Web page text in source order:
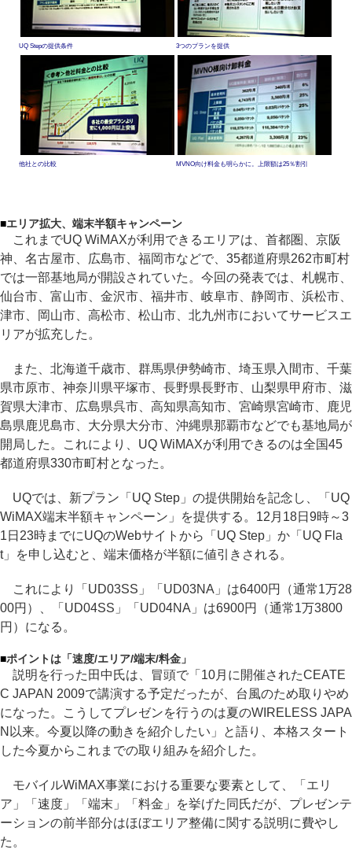
UQ Stepの提供条件 3つのプランを提供
他社との比較 MVNO向け料金も明らかに。上限額は25％割引
■エリア拡大、端末半額キャンペーン
これまでUQ WiMAXが利用できるエリアは、首都圏、京阪
神、名古屋市、広島市、福岡市などで、35都道府県262市町村
では一部基地局が開設されていた。今回の発表では、札幌市、
仙台市、富山市、金沢市、福井市、岐阜市、静岡市、浜松市、
津市、岡山市、高松市、松山市、北九州市においてサービスエ
リアが拡充した。
また、北海道千歳市、群馬県伊勢崎市、埼玉県入間市、千葉
県市原市、神奈川県平塚市、長野県長野市、山梨県甲府市、滋
賀県大津市、広島県呉市、高知県高知市、宮崎県宮崎市、鹿児
島県鹿児島市、大分県大分市、沖縄県那覇市などでも基地局が
開局した。これにより、UQ WiMAXが利用できるのは全国45
都道府県330市町村となった。
UQでは、新プラン「UQ Step」の提供開始を記念し、「UQ
WiMAX端末半額キャンペーン」を提供する。12月18日9時～3
1日23時までにUQのWebサイトから「UQ Step」か「UQ Fla
t」を申し込むと、端末価格が半額に値引きされる。
これにより「UD03SS」「UD03NA」は6400円（通常1万28
00円）、「UD04SS」「UD04NA」は6900円（通常1万3800
円）になる。
■ポイントは「速度/エリア/端末/料金」
説明を行った田中氏は、冒頭で「10月に開催されたCEATE
C JAPAN 2009で講演する予定だったが、台風のため取りやめ
になった。こうしてプレゼンを行うのは夏のWIRELESS JAPA
N以来。今夏以降の動きを紹介したい」と語り、本格スタート
した今夏からこれまでの取り組みを紹介した。
モバイルWiMAX事業における重要な要素として、「エリ
ア」「速度」「端末」「料金」を挙げた同氏だが、プレゼンテ
ーションの前半部分はほぼエリア整備に関する説明に費やし
た。